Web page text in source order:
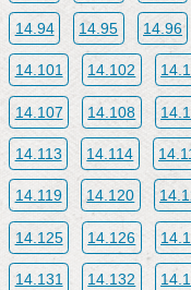
14.94 14.95 14.96
14.101 14.102
14.107 14.108
14.113 14.114
14.119 14.120
14.125 14.126
14.131 14.132